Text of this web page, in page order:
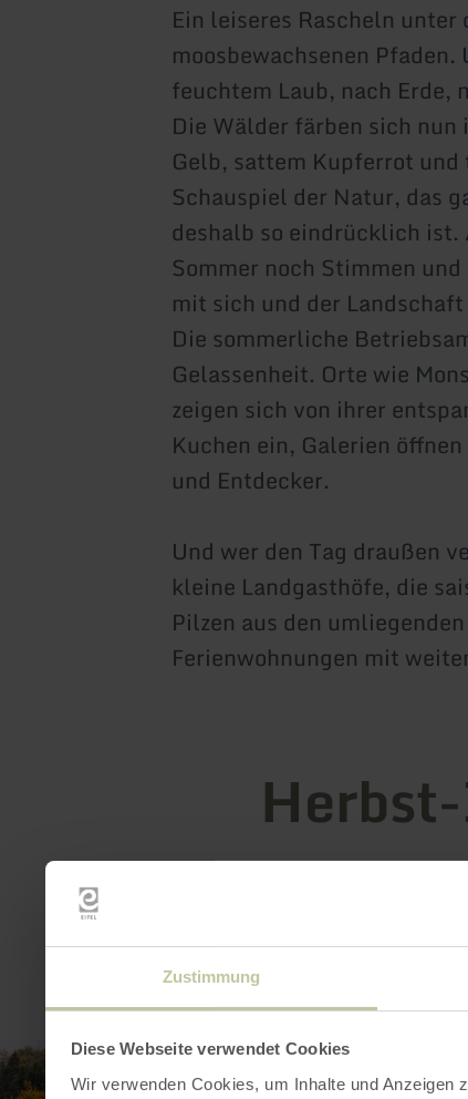
Zustimmung
Diese Webseite verwendet Cookies
Wir verwenden Cookies, um Inhalte und Anzeigen
Ein leiseres Rascheln
moosbewachsenen
feuchtem Laub, nach Erde,
Die Wälder färben sich
Gelb, sattem Kupferrot
Schauspiel der Natur, das
deshalb so eindrücklich
Sommer noch Stimmen
mit sich und der
Die sommerliche
Gelassenheit. Orte wie
zeigen sich von ihrer
Kuchen ein, Galerien
und Entdecker.
Und wer den Tag draußen
kleine Landgasthöfe, die
Pilzen aus den
Ferienwohnungen mit